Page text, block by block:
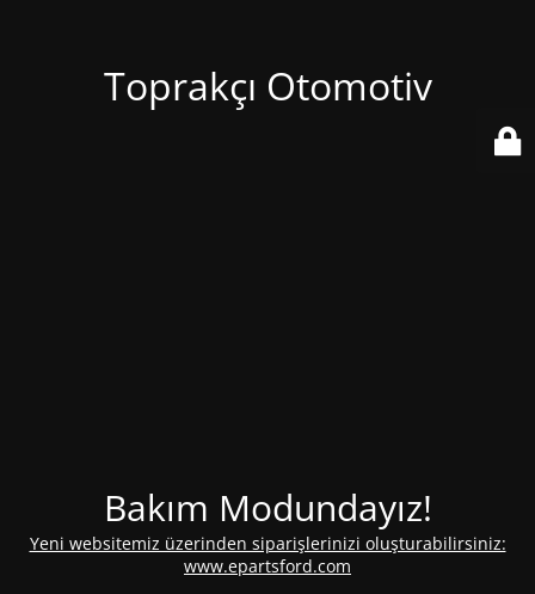
Toprakçı Otomotiv
Bakım Modundayız!
Yeni websitemiz üzerinden siparişlerinizi oluşturabilirsiniz:
www.epartsford.com